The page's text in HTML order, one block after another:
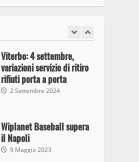
fini di spaccio di sostanze
Viterbo: 4 settembre,
variazioni servizio di ritiro
rifiuti porta a porta
2 Settembre 2024
Wiplanet Baseball supera
il Napoli
9 Maggio 2023